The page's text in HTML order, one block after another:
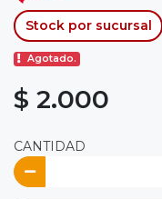
Stock por sucursal
Agotado.
$ 2.000
CANTIDAD